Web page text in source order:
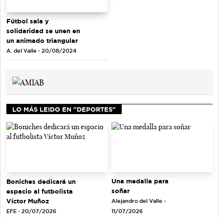
Fútbol sala y
solidaridad se unen en
un animado triangular
A. del Valle - 20/08/2024
LO MÁS LEIDO EN "DEPORTES"
Boniches dedicará un
espacio al futbolista
Víctor Muñoz
EFE - 20/07/2026
Una medalla para
soñar
Alejandro del Valle -
11/07/2026